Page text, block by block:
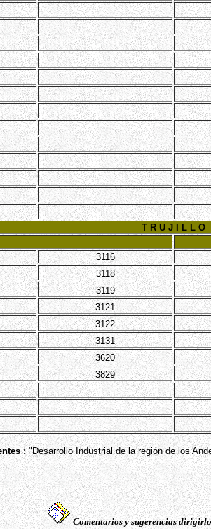
T R U J I L L O
3116
3118
3119
3121
3122
3131
3620
3829
: "Desarrollo Industrial de la región de los
Comentarios y sugerencias